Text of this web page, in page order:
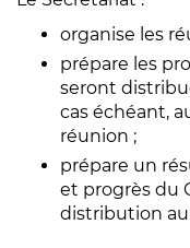
organise les
prépare les
seront
cas échéant,
réunion ;
prépare un
et progrès du
distribution au